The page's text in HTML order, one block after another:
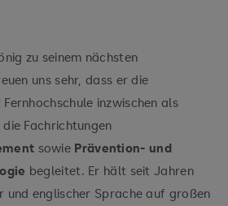
zu seinem nächsten
uns sehr, dass er die
inzwischen als
Fachrichtungen
sowie Prävention- und
begleitet. Er hält seit Jahren
und englischer Sprache auf großen